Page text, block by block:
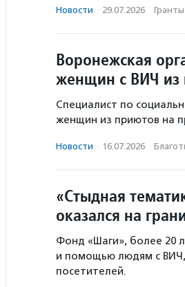
Новости · 29.07.2026 ·
Воронежская
женщин с ВИЧ из
Специалист по
женщин из приютов на
Новости · 16.07.2026 ·
«Стыдная
оказался на
Фонд «Шаги», более 20
и помощью людям с
посетителей.